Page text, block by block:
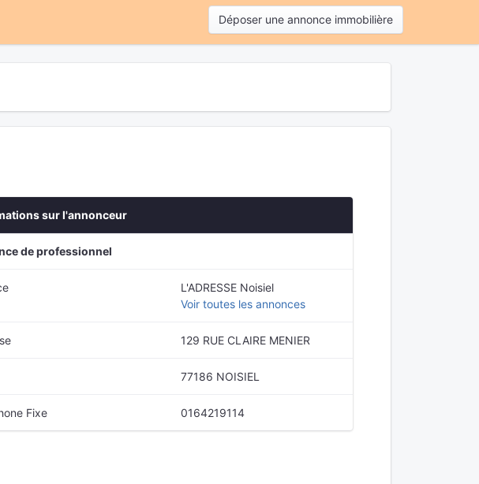
Déposer une annonce immobilière
sur l'annonceur
de professionnel
L'ADRESSE Noisiel
Voir toutes les annonces
129 RUE CLAIRE MENIER
77186 NOISIEL
Fixe 0164219114